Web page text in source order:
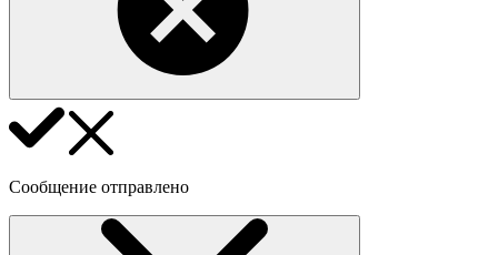
Сообщение отправлено